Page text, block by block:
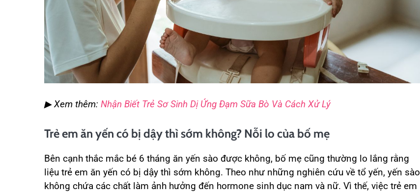
▶ Xem thêm: Nhận Biết Trẻ Sơ Sinh Dị Ứng Đạm Sữa Bò Và Cách Xử Lý
Trẻ em ăn yến có bị dậy thì sớm không? Nỗi lo của bố mẹ
Bên cạnh thắc mắc bé 6 tháng ăn yến sào được không, bố mẹ cũng thường lo lắng rằng
liệu trẻ em ăn yến có bị dậy thì sớm không. Theo như những nghiên cứu về tổ yến, yến sào
không chứa các chất làm ảnh hưởng đến hormone sinh dục nam và nữ. Vì thế, việc trẻ em